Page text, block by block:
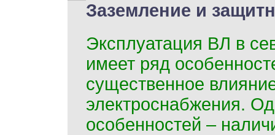
Заземление и
Эксплуатация ВЛ в
имеет ряд
существенное
электроснабжения.
особенностей –